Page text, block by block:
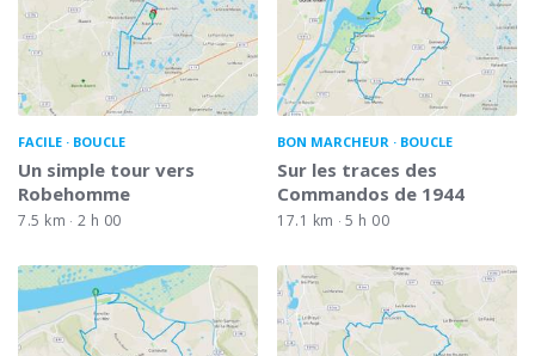
FACILE BOUCLE
Un simple tour vers
Robehomme
7.5 km 2 h 00
BON MARCHEUR BOUCLE
Sur les traces des
Commandos de 1944
17.1 km 5 h 00